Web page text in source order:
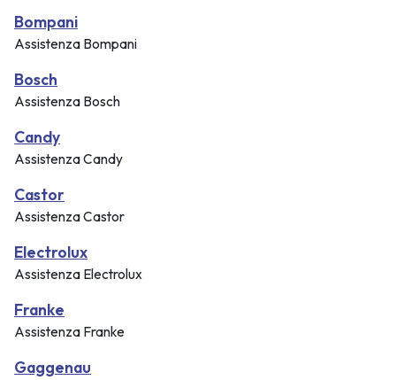
Bompani
Assistenza Bompani
Bosch
Assistenza Bosch
Candy
Assistenza Candy
Castor
Assistenza Castor
Electrolux
Assistenza Electrolux
Franke
Assistenza Franke
Gaggenau